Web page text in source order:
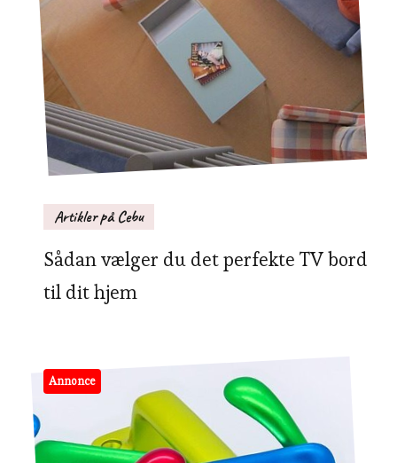
Artikler på Cebu
Sådan vælger du det perfekte TV bord
til dit hjem
Annonce